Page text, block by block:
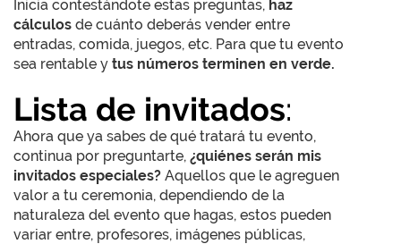
Inicia contestándote estas preguntas, haz
cálculos de cuánto deberás vender entre
entradas, comida, juegos, etc. Para que tu evento
sea rentable y tus números terminen en verde.
Lista de invitados:
Ahora que ya sabes de qué tratará tu evento,
continua por preguntarte, ¿quiénes serán mis
invitados especiales? Aquellos que le agreguen
valor a tu ceremonia, dependiendo de la
naturaleza del evento que hagas, estos pueden
variar entre, profesores, imágenes públicas,